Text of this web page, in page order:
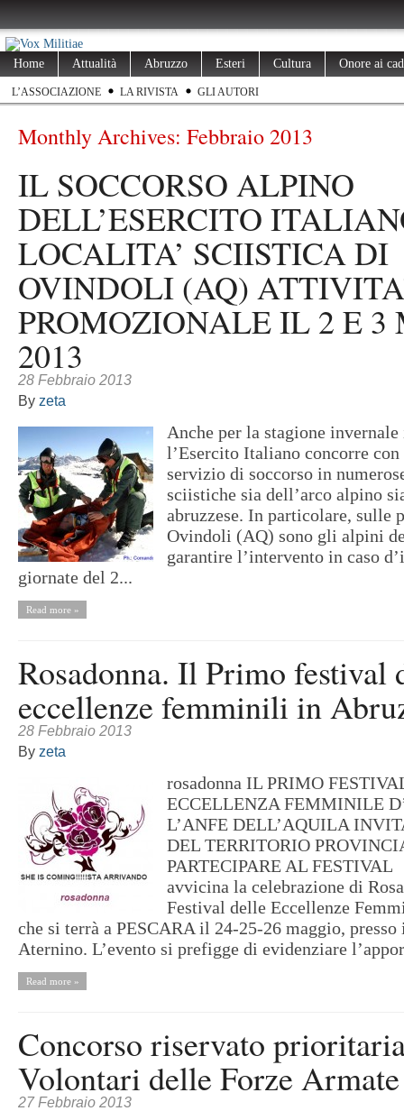
Home Attualità Abruzzo Esteri Cultura Onore ai
L’ASSOCIAZIONE LA RIVISTA GLI AUTORI
Monthly Archives: Febbraio 2013
IL SOCCORSO ALPINO
DELL’ESERCITO
LOCALITA’ SCIISTICA DI
OVINDOLI (AQ)
PROMOZIONALE IL 2 E 3
2013
28 Febbraio 2013
By zeta
Anche per la stagione
l’Esercito Italiano concorre
servizio di soccorso in
sciistiche sia dell’arco alpino
abruzzese. In particolare, sulle
Ovindoli (AQ) sono gli alpini
garantire l’intervento in caso
giornate del 2...
Read more »
Rosadonna. Il Primo festival
eccellenze femminili in
28 Febbraio 2013
By zeta
rosadonna IL PRIMO
ECCELLENZA FEMMINILE
L’ANFE DELL’AQUILA
DEL TERRITORIO
PARTECIPARE AL
avvicina la celebrazione di
Festival delle Eccellenze
che si terrà a PESCARA il 24-25-26 maggio,
Aternino. L’evento si prefigge di evidenziare
Read more »
Concorso riservato
Volontari delle Forze Armate
27 Febbraio 2013